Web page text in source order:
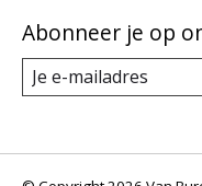
Abonneer je op